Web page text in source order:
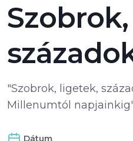
"Szobrok, ligetek,
Millenumtól
Dátum